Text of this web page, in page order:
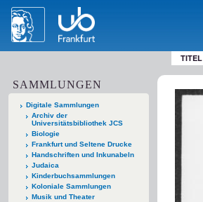
TITEL
SAMMLUNGEN
Digitale Sammlungen
Archiv der
Universitätsbibliothek JCS
Biologie
Frankfurt und Seltene Drucke
Handschriften und Inkunabeln
Judaica
Kinderbuchsammlungen
Koloniale Sammlungen
Musik und Theater